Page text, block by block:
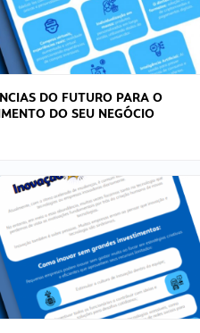
DO FUTURO PARA O
DO SEU NEGÓCIO